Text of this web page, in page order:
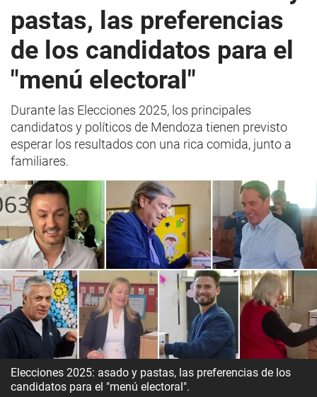
pastas, las preferencias
de los candidatos para el
"menú electoral"
Durante las Elecciones 2025, los principales
candidatos y políticos de Mendoza tienen previsto
esperar los resultados con una rica comida, junto a
familiares.
Elecciones 2025: asado y pastas, las preferencias de los
candidatos para el "menú electoral".